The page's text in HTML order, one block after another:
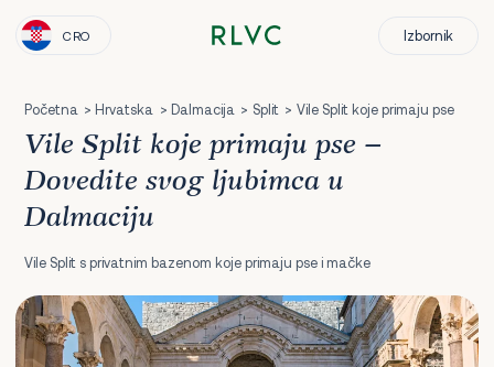
CRO Izbornik
Početna Hrvatska Dalmacija Split Vile Split koje primaju pse
Vile Split koje primaju pse –
Dovedite svog ljubimca u
Dalmaciju
Vile Split s privatnim bazenom koje primaju pse i mačke